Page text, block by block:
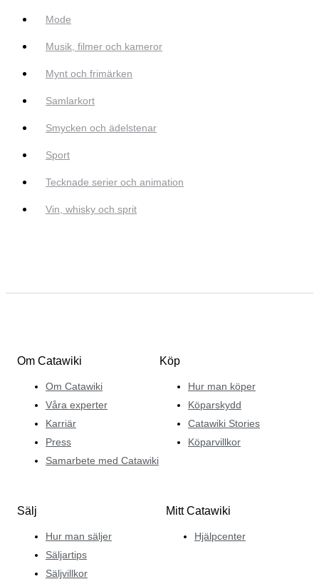
Mode
Musik, filmer och kameror
Mynt och frimärken
Samlarkort
Smycken och ädelstenar
Sport
Tecknade serier och animation
Vin, whisky och sprit
Om Catawiki
Om Catawiki
Våra experter
Karriär
Press
Samarbete med Catawiki
Köp
Hur man köper
Köparskydd
Catawiki Stories
Köparvillkor
Sälj
Hur man säljer
Säljartips
Säljvillkor
Mitt Catawiki
Hjälpcenter